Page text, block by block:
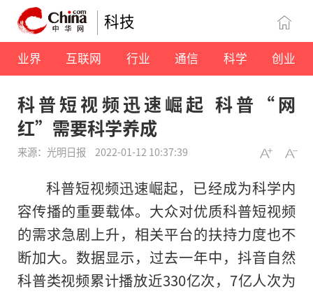
科技
业界 互联网 行业 通信 科学 创业
科普短视频迅速崛起 科普“网
红”需要科学养成
来源：光明日报 2022-01-12 10:37:39
科普短视频迅速崛起，已经成为科学内
容传播的重要载体。大众对优质科普短视频
的需求急剧上升，相关平台的扶持力度也不
断加大。数据显示，过去一年中，抖音自然
科普类视频累计播放近330亿次，7亿人次为